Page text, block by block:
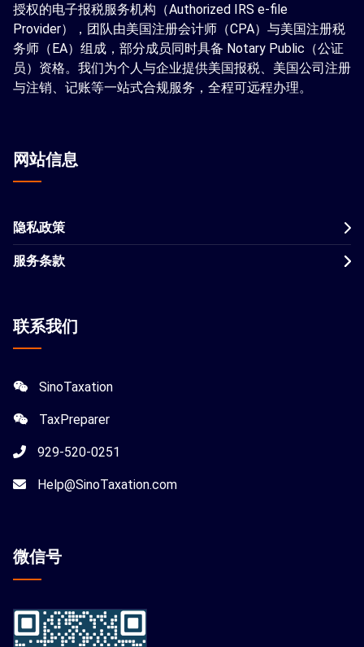
授权的电子报税服务机构（Authorized IRS e-file
Provider），团队由美国注册会计师（CPA）与美国注册税
务师（EA）组成，部分成员同时具备 Notary Public（公证
员）资格。我们为个人与企业提供美国报税、美国公司注册
与注销、记账等一站式合规服务，全程可远程办理。
网站信息
隐私政策
服务条款
联系我们
SinoTaxation
TaxPreparer
929-520-0251
Help@SinoTaxation.com
微信号